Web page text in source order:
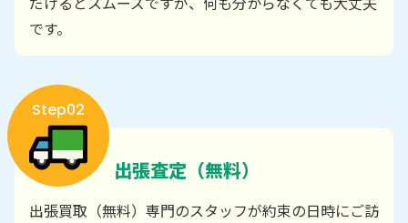
です。
Step02
出張査定（無料）
出張買取（無料）専門のスタッフが約束の日時にご訪